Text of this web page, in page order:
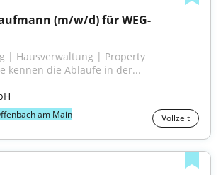
(m/w/d) für WEG-
| Hausverwaltung | Property
kennen die Abläufe in der...
am Main Vollzeit